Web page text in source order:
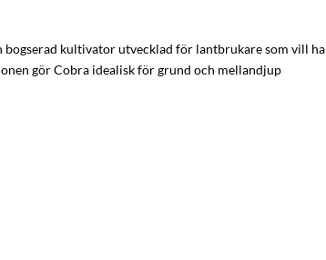
kultivator utvecklad för lantbrukare som vill ha
gör Cobra idealisk för grund och mellandjup